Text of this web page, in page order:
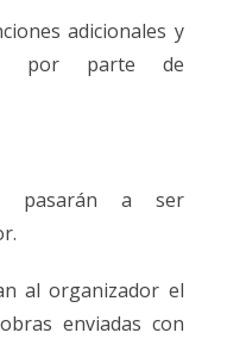
adicionales y
por parte de
pasarán a ser
al organizador el
enviadas con